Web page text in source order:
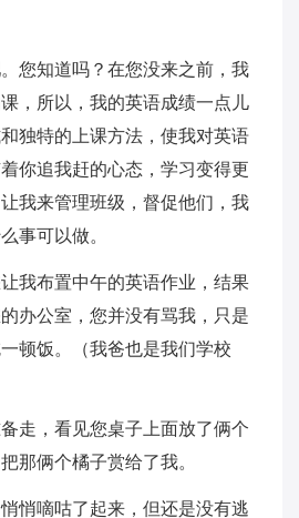
您知道吗？在您没来之前，我
，所以，我的英语成绩一点儿
独特的上课方法，使我对英语
你追我赶的心态，学习变得更
我来管理班级，督促他们，我
事可以做。
我布置中午的英语作业，结果
办公室，您并没有骂我，只是
顿饭。（我爸也是我们学校
走，看见您桌子上面放了俩个
那俩个橘子赏给了我。
悄嘀咕了起来，但还是没有逃